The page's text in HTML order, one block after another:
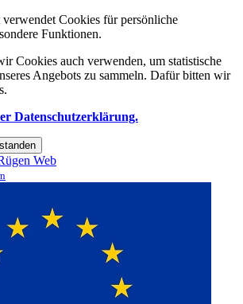
Cookies für persönliche
Funktionen.
Cookies auch verwenden, um statistische
Angebots zu sammeln. Dafür bitten wir
Datenschutzerklärung.